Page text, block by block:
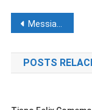
Navegação
de
Post
Messias oficializa reajuste de 33,23% para professores
POSTS